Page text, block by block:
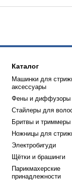
Каталог
Машинки для
аксессуары
Фены и диффузоры
Стайлеры для
Бритвы и триммеры
Ножницы для
Электробигуди
Щётки и брашинги
Парикмахерские
принадлежности